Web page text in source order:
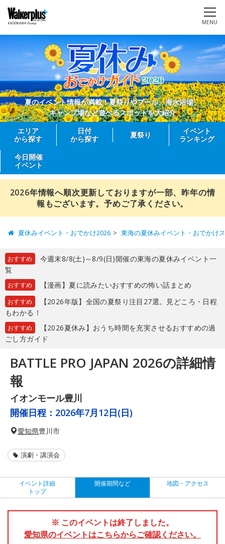
MENU
夏のイベント情報が満載！夏祭りやプール、海水浴場、
キャンプ場など遊べるスポットを大紹介
エリア
から探す
日付
から探す
夏祭り
イベント
ランキング
今日開催
イベント
2026年情報へ順次更新しておりますが一部、昨年の情
報もございます。予めご了承ください。
夏休みイベント・おでかけ2026 東海の夏休みイベント・おでかけ
おすすめ
今週末8/8(土)～8/9(日)開催の東海の夏休みイベント一
覧
おすすめ 【漫画】夏に読みたいおすすめの怖い話まとめ
おすすめ
【2026年版】全国の夏祭り注目27選。見どころ・日程
もわかる！
おすすめ
【2026夏休み】おうち時間を充実させるおすすめの過
ごし方ガイド
BATTLE PRO JAPAN 2026の詳細情
報
イオンモール豊川
開催日程： 2026年7月12日(日)
愛知県豊川市
演劇・講演会
イベント詳細
トップ
開催期間など 地図・アクセス
※ このイベントは終了しました。
愛知県のイベントはこちらからご確認ください。